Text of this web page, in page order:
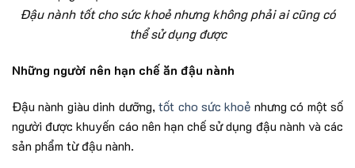
Đậu nành tốt cho sức khoẻ nhưng không phải ai cũng có
thể sử dụng được
Những người nên hạn chế ăn đậu nành
Đậu nành giàu dinh dưỡng,tốt cho sức khoẻ nhưng có một số
người được khuyến cáo nên hạn chế sử dụng đậu nành và các
sản phẩm từ đậu nành.